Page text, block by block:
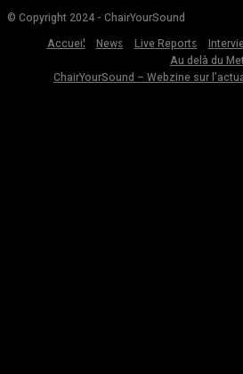
© Copyright 2024 - ChairYourSound
Accueil
News Live Reports
Au delà du
ChairYourSound – Webzine sur